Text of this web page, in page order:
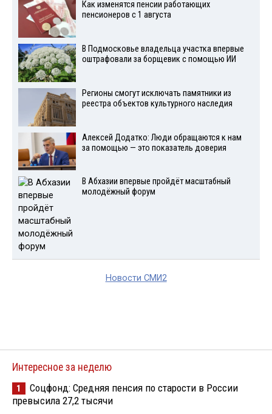
Как изменятся пенсии работающих
пенсионеров с 1 августа
В Подмосковье владельца участка впервые
оштрафовали за борщевик с помощью ИИ
Регионы смогут исключать памятники из
реестра объектов культурного наследия
Алексей Додатко: Люди обращаются к нам
за помощью — это показатель доверия
В Абхазии впервые пройдёт масштабный
молодёжный форум
Новости СМИ2
Интересное за неделю
1
Соцфонд: Средняя пенсия по старости в России
превысила 27,2 тысячи